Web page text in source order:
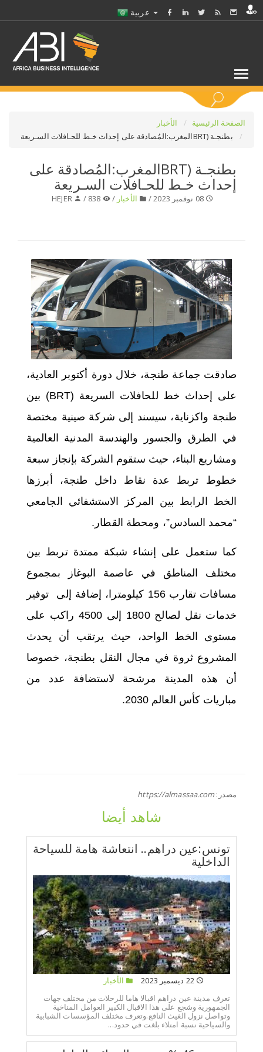
اختر بلدا/بلدان
الصفحة الرئيسية
الأخبار
بطنجـة (BRTالمغرب:المُصادقة على إحداث خـط للحـافلات السـريعة
بطنجـة (BRTالمغرب:المُصادقة على
إحداث خـط للحـافلات السـريعة
08 نوفمبر 2023 / الأخبار /
HEJER
صادقت جماعة طنجة، خلال دورة أكتوبر العادية،
على إحداث خط للحافلات السريعة (BRT) بين
طنجة واكزناية، سيسند إلى شركة صينية مختصة
في الطرق والجسور والهندسة المدنية العالمية
ومشاريع البناء، حيث ستقوم الشركة بإنجاز سبعة
خطوط تربط عدة نقاط داخل طنجة، أبرزها
الخط الرابط بين المركز الاستشفائي الجامعي
“محمد السادس”، ومحطة القطار.
كما ستعمل على إنشاء شبكة ممتدة تربط بين
مختلف المناطق في عاصمة البوغاز بمجموع
مسافات تقارب 156 كيلومترا، إضافة إلى توفير
خدمات نقل لصالح 1800 إلى 4500 راكب على
مستوى الخط الواحد، حيث يرتقب أن يحدث
المشروع ثروة في مجال النقل بطنجة، خصوصا
أن هذه المدينة مرشحة لاستضافة عدد من
مباريات كأس العالم 2030.
مصدر:https://almassaa.com
شاهد أيضا
تونس:عين دراهم.. انتعاشة هامة للسياحة
الداخلية
الأخبار
تعرف مدينة عين دراهم اقبالا هاما للرحلات من مختلف جهات
الجمهورية وشجع على هذا الاقبال الكبير العوامل المناخية
وتواصل نزول الغيث النافع.وتعرف مختلف المؤسسات الشبابية
والسياحية نسبة امتلاء بلغت في حدود...